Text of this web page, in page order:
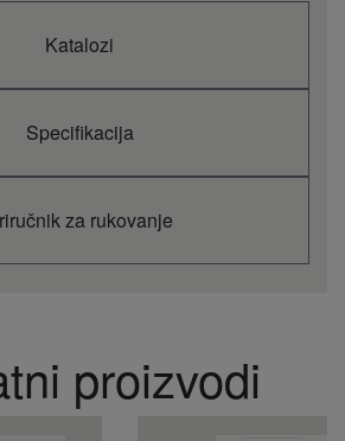
Katalozi
Specifikacija
za rukovanje
proizvodi